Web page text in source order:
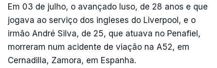
Em 03 de julho, o avançado luso, de 28 anos e que
jogava ao serviço dos ingleses do Liverpool, e o
irmão André Silva, de 25, que atuava no Penafiel,
morreram num acidente de viação na A52, em
Cernadilla, Zamora, em Espanha.